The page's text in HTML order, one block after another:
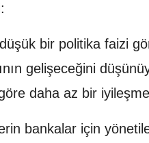
bir politika faizi
gelişeceğini
daha az bir iyileşme
bankalar için